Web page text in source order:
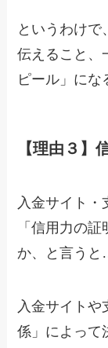
というわけで
伝えること、
ピール」にな
【理由３】
入金サイト・
「信用力の
か、と言う
入金サイトや
係」によって